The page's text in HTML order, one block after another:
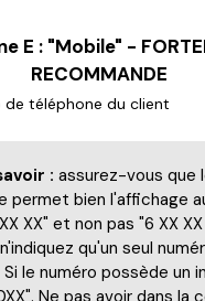
E : "Mobile" -
RECOMMANDE
de téléphone du client
: assurez-vous que
permet bien l'affichage
XX" et non pas "6 XX
qu'un seul
le numéro possède un
Ne pas avoir dans la